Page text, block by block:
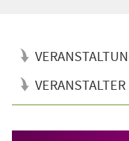
VERANSTALTER